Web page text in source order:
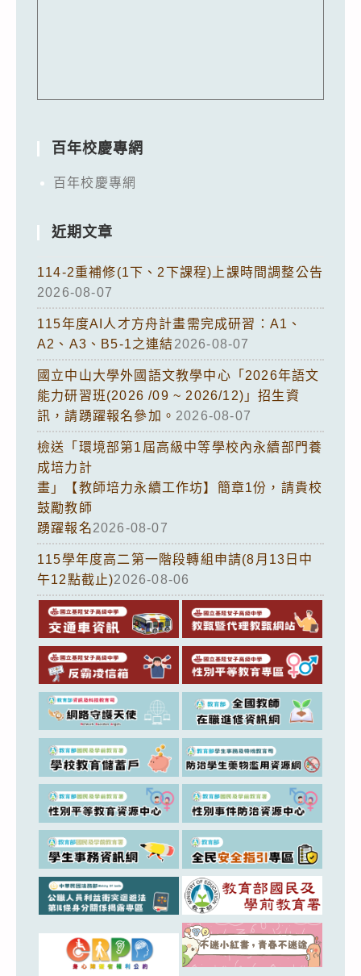
百年校慶專網
百年校慶專網
近期文章
114-2重補修(1下、2下課程)上課時間調整公告
2026-08-07
115年度AI人才方舟計畫需完成研習：A1、
A2、A3、B5-1之連結2026-08-07
國立中山大學外國語文教學中心「2026年語文
能力研習班(2026 /09 ~ 2026/12)」招生資
訊，請踴躍報名參加。 2026-08-07
檢送「環境部第1屆高級中等學校內永續部門養
成培力計
畫」【教師培力永續工作坊】簡章1份，請貴校
鼓勵教師
踴躍報名2026-08-07
115學年度高二第一階段轉組申請(8月13日中
午12點截止)2026-08-06